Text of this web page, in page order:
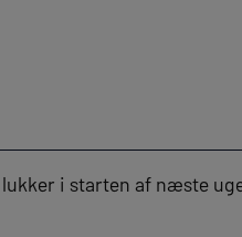
i starten af næste